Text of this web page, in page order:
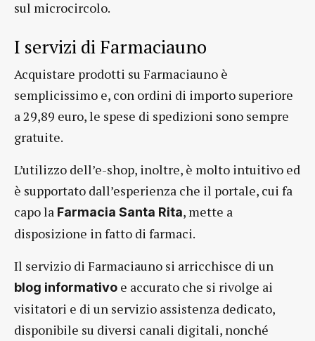
sul microcircolo.
I servizi di Farmaciauno
Acquistare prodotti su Farmaciauno è
semplicissimo e, con ordini di importo superiore
a 29,89 euro, le spese di spedizioni sono sempre
gratuite.
L’utilizzo dell’e-shop, inoltre, è molto intuitivo ed
è supportato dall’esperienza che il portale, cui fa
capo la Farmacia Santa Rita, mette a
disposizione in fatto di farmaci.
Il servizio di Farmaciauno si arricchisce di un
blog informativo e accurato che si rivolge ai
visitatori e di un servizio assistenza dedicato,
disponibile su diversi canali digitali, nonché